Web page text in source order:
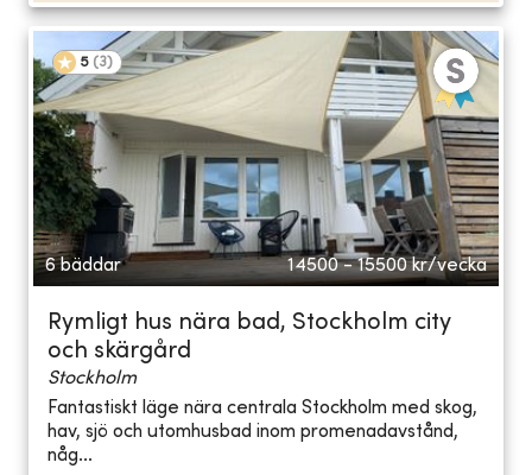
5 (3)
6 bäddar 14500 - 15500 kr/vecka
Rymligt hus nära bad, Stockholm city
och skärgård
Stockholm
Fantastiskt läge nära centrala Stockholm med skog,
hav, sjö och utomhusbad inom promenadavstånd,
någ...